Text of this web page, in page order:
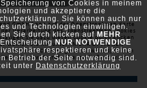
von Cookies in meinem
und akzeptiere die
Sie können auch nur
und Technologien einwilligen.
Sie durch klicken aufMEHR
NUR NOTWENDIGE
respektieren und keine
Betrieb der Seite notwendig sind.
unter Datenschutzerklärung
GmbH kann auf der Openstreetmap-Karte
Verarbeitung des Openstreetmap Cookies
Sie dazu diesen Cookie durch klicken
wählen Sie ihn unter "MEHR OPTIONEN"
oder Cookies generell widersprochen
Cookies widerrufen" anschließend wieder